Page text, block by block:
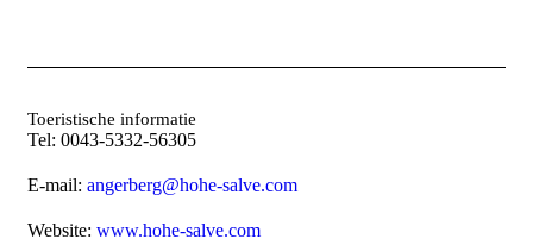
Toeristische informatie
Tel: 0043-5332-56305
E-mail: angerberg@hohe-salve.com
Website: www.hohe-salve.com